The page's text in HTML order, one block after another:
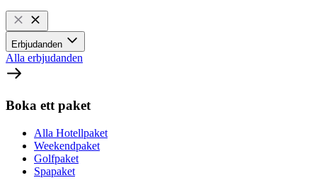
Erbjudanden
Alla erbjudanden
Boka ett paket
Alla Hotellpaket
Weekendpaket
Golfpaket
Spapaket